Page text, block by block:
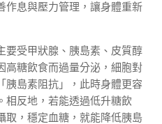
作息與壓力管理，讓身體重新
要受甲狀腺、胰島素、皮質醇
高糖飲食而過量分泌，細胞對
胰島素阻抗」，此時身體更容
相反地，若能透過低升糖飲
取，穩定血糖，就能降低胰島